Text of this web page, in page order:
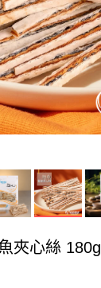
夾心絲 180g